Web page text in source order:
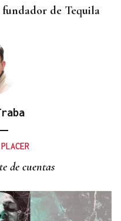
de Tequila
de cuentas